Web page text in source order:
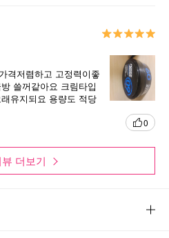
격저렴하고 고정력이좋
유지되요 용량도 적당
0
더보기